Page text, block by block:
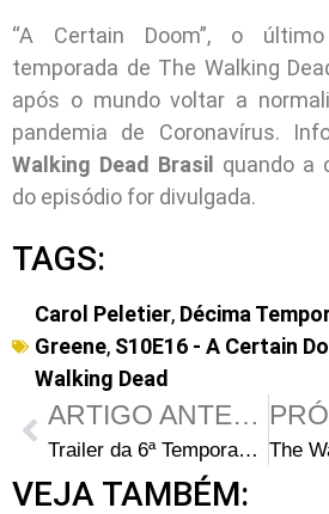
“A Certain Doom”, o
temporada de The Walking
após o mundo voltar a
pandemia de Coronavírus.
Walking Dead Brasil quando a
do episódio for divulgada.
TAGS:
Carol Peletier, Décima
Greene, S10E16 - A Certain
Walking Dead
ARTIGO ANTERIOR
Trailer da 6ª Temporada de Fear the Walking Dead (LEGENDADO)
VEJA TAMBÉM: